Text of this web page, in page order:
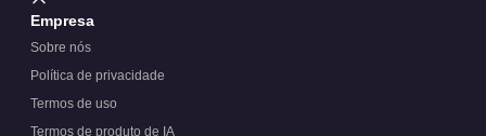
Empresa
Sobre nós
Política de privacidade
Termos de uso
Termos de produto de IA